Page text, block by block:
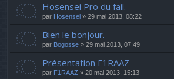
Hosensei Pro du fail.
par Hosensei » 29 mai 2013, 08:22
Bien le bonjour.
par Bogosse » 29 mai 2013, 07:49
Présentation F1RAAZ
par F1RAAZ » 20 mai 2013, 15:13